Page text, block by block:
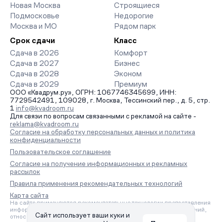
Новая Москва
Подмосковье
Москва и МО
Строящиеся
Недорогие
Рядом парк
Срок сдачи
Сдача в 2026
Сдача в 2027
Сдача в 2028
Сдача в 2029
Класс
Комфорт
Бизнес
Эконом
Премиум
ООО «Квадрум.ру», ОГРН: 1067746345699, ИНН:
7729542491, 109028, г. Москва, Тессинский пер., д. 5, стр.
1 info@kvadroom.ru
Для связи по вопросам связанными с рекламой на сайте -
reklama@kvadroom.ru
Согласие на обработку персональных данных и политика
конфиденциальности
Пользовательское соглашение
Согласие на получение информационных и рекламных
рассылок
Правила применения рекомендательных технологий
Карта сайта
На сайте применяются рекомендательные технологии предоставления
информации на основе сбора, систематизации и анализа сведений,
относящихся к предпочтениям пользователей сети «Интернет»,
Сайт использует ваши куки и